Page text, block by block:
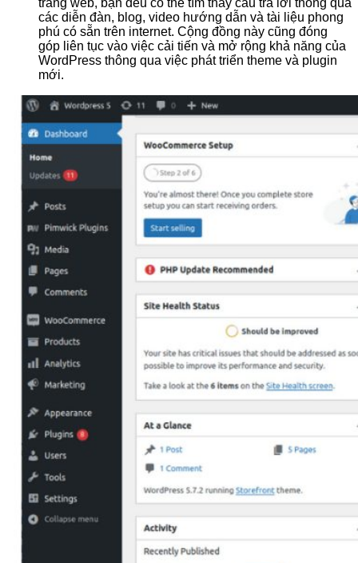
các diễn đàn, blog, video hướng dẫn và tài liệu phong
phú có sẵn trên internet. Cộng đồng này cũng đóng
góp liên tục vào việc cải tiến và mở rộng khả năng của
WordPress thông qua việc phát triển theme và plugin
mới.